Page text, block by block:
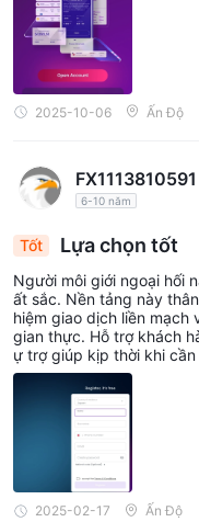
2025-10-06 Ấn Độ
FX1113810591
6-10 năm
Tốt Lựa chọn tốt
Người môi giới ngoại hối
ất sắc. Nền tảng này
hiệm giao dịch liền
gian thực. Hỗ trợ khách
ự trợ giúp kịp thời khi
hi phí giao dịch thấp làm
cả nhà giao dịch mới và
một loạt tài nguyên giáo
o kỹ năng giao dịch của
ng tin cậy và hiệu quả,
ách hàng trên thị trường
2025-02-17 Ấn Độ